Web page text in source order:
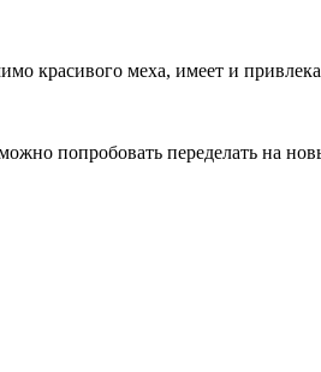
красивого меха, имеет и
попробовать переделать на